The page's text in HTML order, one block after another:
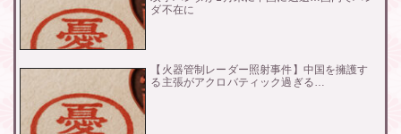
ダ不在に
【火器管制レーダー照射事件】中国を擁護す
る主張がアクロバティック過ぎる…